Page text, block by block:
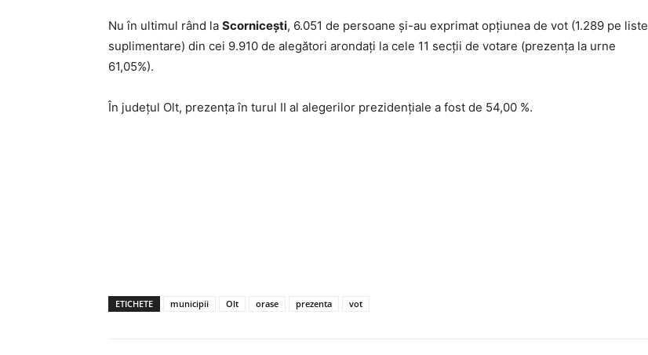
Nu în ultimul rând la Scornicești, 6.051 de persoane și-au exprimat opțiunea de vot (1.289 pe liste
suplimentare) din cei 9.910 de alegători arondați la cele 11 secții de votare (prezența la urne
61,05%).
În judeţul Olt, prezenţa în turul II al alegerilor prezidențiale a fost de 54,00 %.
ETICHETE municipii Olt orase prezenta vot